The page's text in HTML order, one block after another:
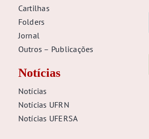
Cartilhas
Folders
Jornal
Outros – Publicações
Notícias
Notícias
Notícias UFRN
Notícias UFERSA